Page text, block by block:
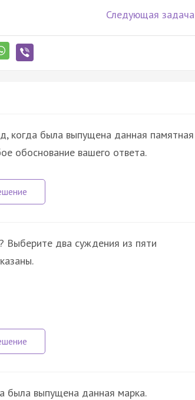
Следующая задача
когда была выпущена данная памятная
обоснование вашего ответа.
Выберите два суждения из пяти
была выпущена данная марка.